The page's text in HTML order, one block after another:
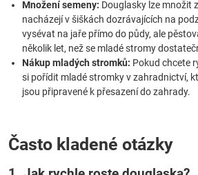
Množení semeny: Douglasky lze množit
nacházejí v šiškách dozrávajících na
vysévat na jaře přímo do půdy, ale
několik let, než se mladé stromy
Nákup mladých stromků: Pokud chcete
si pořídit mladé stromky v zahradnictví,
jsou připravené k přesazení do zahrady.
Často kladené otázky